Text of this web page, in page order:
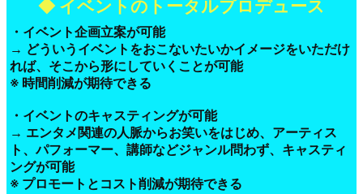
商店街盛り上げボーイズに依頼するメリット
◆ イベントのトータルプロデュース
・イベント企画立案が可能
れば、そこから形にしていくことが可能
※ 時間削減が期待できる
・イベントのキャスティングが可能
→ エンタメ関連の人脈からお笑いをはじめ、アーティス